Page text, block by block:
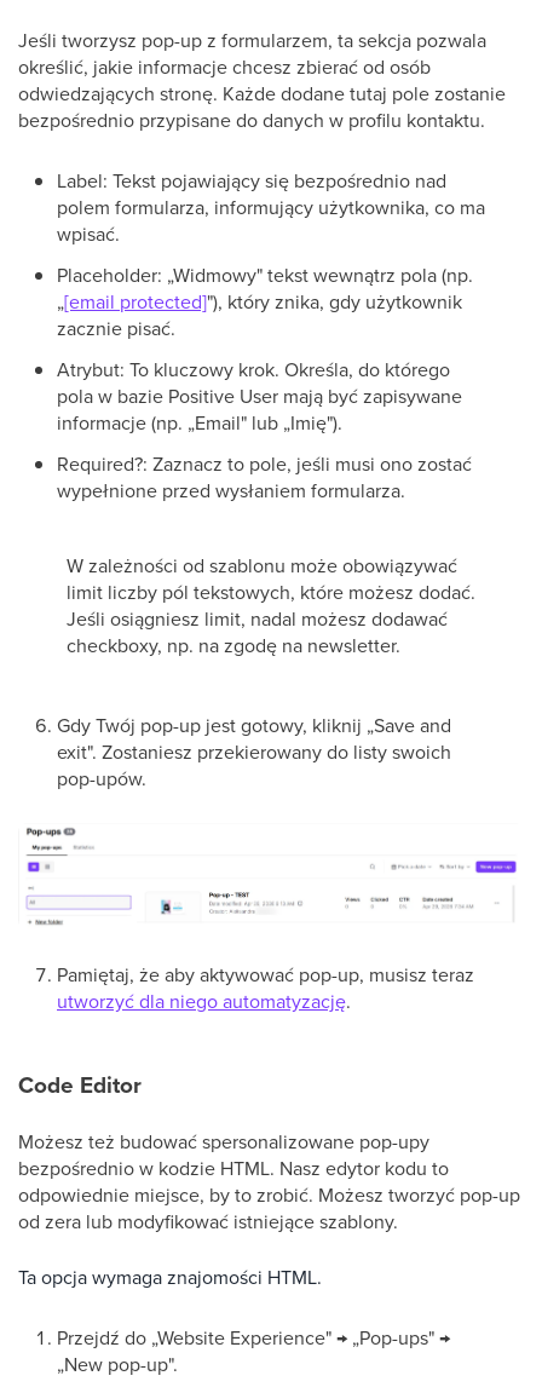
Jeśli tworzysz pop-up z formularzem, ta sekcja pozwala
określić, jakie informacje chcesz zbierać od osób
odwiedzających stronę. Każde dodane tutaj pole zostanie
bezpośrednio przypisane do danych w profilu kontaktu.
Label: Tekst pojawiający się bezpośrednio nad
polem formularza, informujący użytkownika, co ma
wpisać.
Placeholder: „Widmowy" tekst wewnątrz pola (np.
„[email protected]"), który znika, gdy użytkownik
zacznie pisać.
Atrybut: To kluczowy krok. Określa, do którego
pola w bazie Positive User mają być zapisywane
informacje (np. „Email" lub „Imię").
Required?: Zaznacz to pole, jeśli musi ono zostać
wypełnione przed wysłaniem formularza.
W zależności od szablonu może obowiązywać
limit liczby pól tekstowych, które możesz dodać.
Jeśli osiągniesz limit, nadal możesz dodawać
checkboxy, np. na zgodę na newsletter.
Gdy Twój pop-up jest gotowy, kliknij „Save and
exit". Zostaniesz przekierowany do listy swoich
pop-upów.
Pamiętaj, że aby aktywować pop-up, musisz teraz
utworzyć dla niego automatyzację.
Code Editor
Możesz też budować spersonalizowane pop-upy
bezpośrednio w kodzie HTML. Nasz edytor kodu to
odpowiednie miejsce, by to zrobić. Możesz tworzyć pop-up
od zera lub modyfikować istniejące szablony.
Ta opcja wymaga znajomości HTML.
Przejdź do „Website Experience" → „Pop-ups" →
„New pop-up".